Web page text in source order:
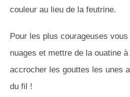
couleur au lieu de la feutrine.
Pour les plus courageuses
nuages et mettre de la ouatine à
accrocher les gouttes les unes
du fil !